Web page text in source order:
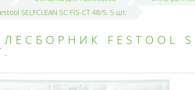
SELFCLEAN SC FIS-CT 48/5. 5 шт.
FESTOOL